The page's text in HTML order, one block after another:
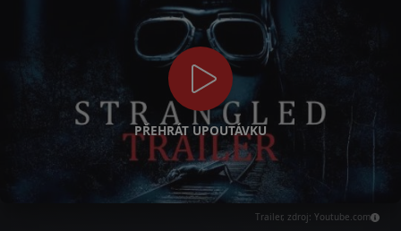
PŘEHRÁT UPOUTÁVKU
Trailer, zdroj: Youtube.com